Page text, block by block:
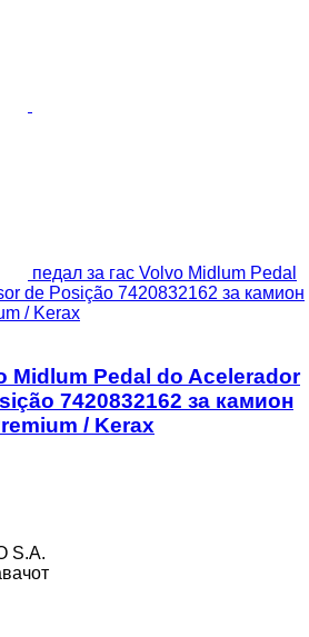
педал за гас Volvo Midlum Pedal
de Posição 7420832162 за камион
/ Kerax
Midlum Pedal do Acelerador
7420832162 за камион
/ Kerax
S.A.